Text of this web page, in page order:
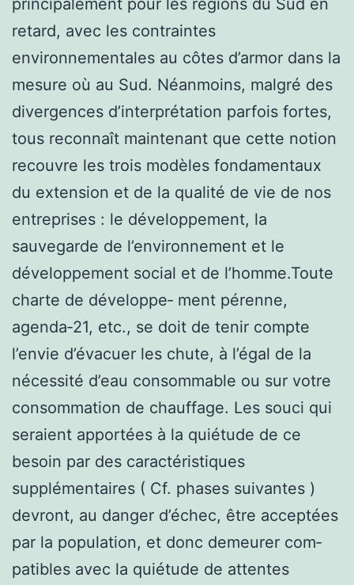
retard, avec les contraintes
environnementales au côtes d’armor dans la
mesure où au Sud. Néanmoins, malgré des
divergences d’interprétation parfois fortes,
tous reconnaît maintenant que cette notion
recouvre les trois modèles fondamentaux
du extension et de la qualité de vie de nos
entreprises : le développement, la
sauvegarde de l’environnement et le
développement social et de l’homme.Toute
charte de développe‑ ment pérenne,
agenda‑21, etc., se doit de tenir compte
l’envie d’évacuer les chute, à l’égal de la
nécessité d’eau consommable ou sur votre
consommation de chauffage. Les souci qui
seraient apportées à la quiétude de ce
besoin par des caractéristiques
supplémentaires ( Cf. phases suivantes )
devront, au danger d’échec, être acceptées
par la population, et donc demeurer com‑
patibles avec la quiétude de attentes